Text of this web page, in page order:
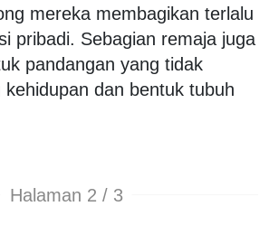
mereka membagikan terlalu
pribadi. Sebagian remaja juga
pandangan yang tidak
dan bentuk tubuh
Halaman 2 / 3